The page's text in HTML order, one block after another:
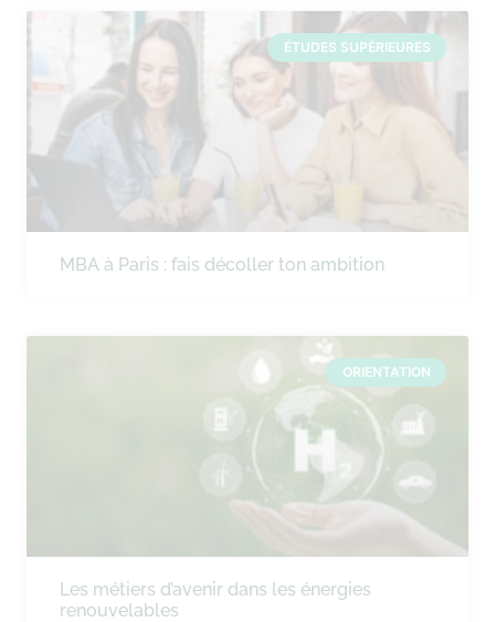
ÉTUDES SUPÉRIEURES
MBA à Paris : fais décoller ton ambition
ORIENTATION
Les métiers d’avenir dans les énergies
renouvelables